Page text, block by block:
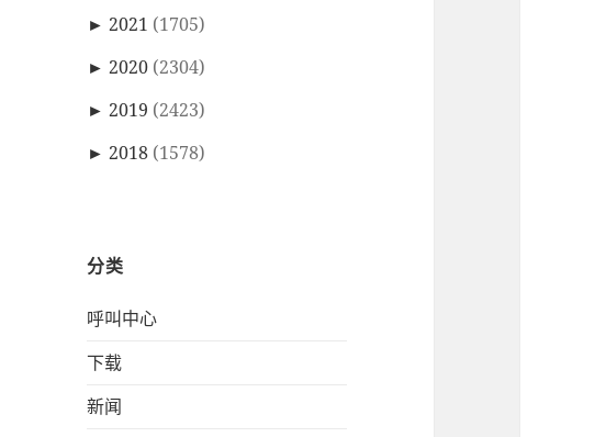
► 2021 (1705)
► 2020 (2304)
► 2019 (2423)
► 2018 (1578)
分类
呼叫中心
下载
新闻